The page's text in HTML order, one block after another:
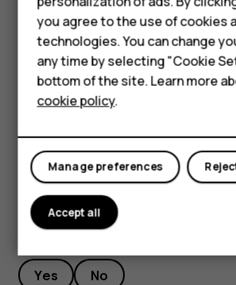
Phones for
Accessories
HMD Terra M
For business
Tablets
अलार्म बंद करें
अलार्म बजने पर आप उसे दाईं ओर स्वाइप करें.
अलार्म हटाएं
Did you find this helpful?
Yes No
you agree to the use of cookies
technologies. You can change
any time by selecting "Cookie
bottom of the site. Learn more
cookie policy.
Manage preferences
Accept all